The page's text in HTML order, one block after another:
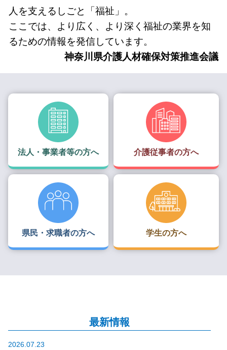
人を支えるしごと「福祉」。
ここでは、より広く、より深く福祉の業界を知
るための情報を発信しています。
神奈川県介護人材確保対策推進会議
法人・事業者等の方へ 介護従事者の方へ
県民・求職者の方へ 学生の方へ
最新情報
2026.07.23